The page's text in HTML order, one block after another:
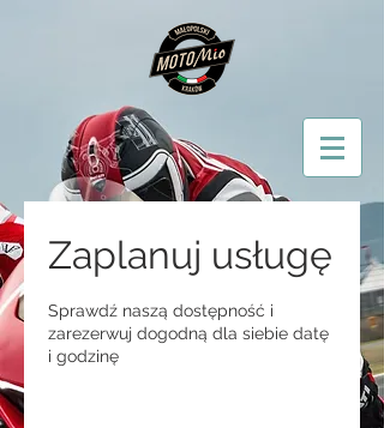
Zaplanuj usługę
Sprawdź naszą dostępność i
zarezerwuj dogodną dla siebie datę
i godzinę